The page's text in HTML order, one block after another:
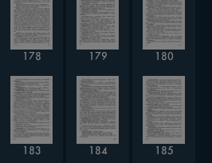
178 179 180
183 184 185